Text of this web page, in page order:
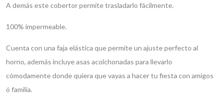
A demás este cobertor permite trasladarlo fácilmente.
100% impermeable.
Cuenta con una faja elástica que permite un ajuste perfecto al
horno, además incluye asas acolchonadas para llevarlo
cómodamente donde quiera que vayas a hacer tu fiesta con amigos
ó familia.